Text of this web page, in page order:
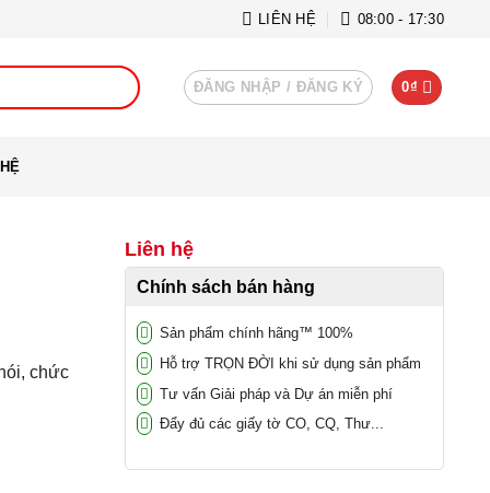
LIÊN HỆ 08:00 - 17:30
ĐĂNG NHẬP / ĐĂNG KÝ 0₫
chức
Liên hệ
Chính sách bán hàng
Sản phẩm chính hãng™ 100%
Hỗ trợ TRỌN ĐỜI khi sử dụng sản phẩm
Tư vấn Giải pháp và Dự án miễn phí
Đẩy đủ các giấy tờ CO, CQ, Thư...